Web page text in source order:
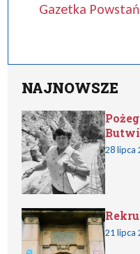
Gazetka
NAJNOWSZE
28 lipca
21 lipca